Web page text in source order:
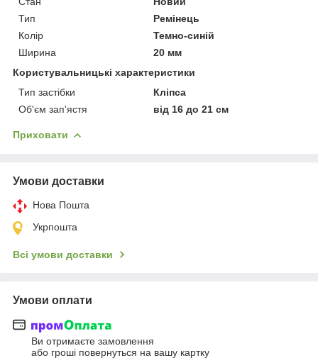
Тип
Ремінець
Колір
Темно-синій
Ширина
20 мм
Користувальницькі характеристики
Тип застібки
Кліпса
Об'єм зап'ястя
від 16 до 21 см
Приховати
Умови доставки
Нова Пошта
Укрпошта
Всі умови доставки
Умови оплати
Ви отримаєте замовлення
або гроші повернуться на вашу картку